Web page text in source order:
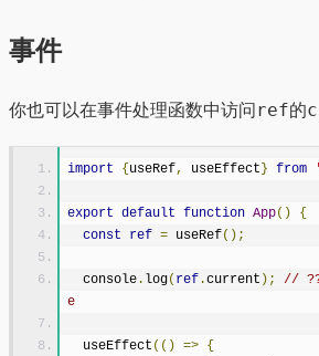
事件
你也可以在事件处理函数中访问 ref的
import { useRef, useEffect } from
export default function App()
{
const
ref = useRef();
  console
. log( ref .current );
//
e
  useEffect
(() => {